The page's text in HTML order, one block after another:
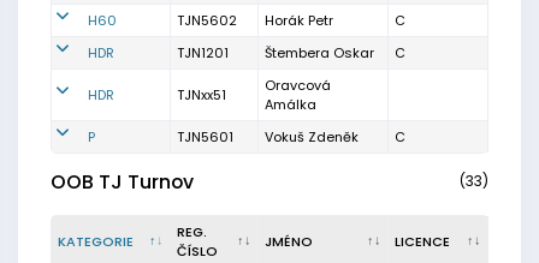
H60
TJN5602 Horák Petr
C
HDR
TJN1201 Štembera Oskar C
HDR TJNxx51
Oravcová
Amálka
P
TJN5601 Vokuš Zdeněk C
OOB TJ Turnov (33)
KATEGORIE
REG.
ČÍSLO
JMÉNO LICENCE